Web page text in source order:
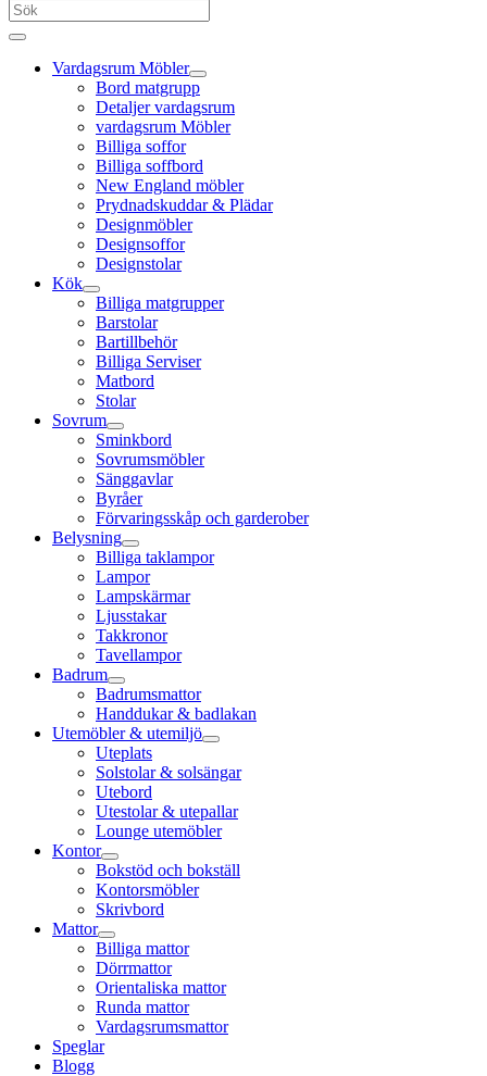
Vardagsrum Möbler
Bord matgrupp
Detaljer vardagsrum
vardagsrum Möbler
Billiga soffor
Billiga soffbord
New England möbler
Prydnadskuddar & Plädar
Designmöbler
Designsoffor
Designstolar
Kök
Billiga matgrupper
Barstolar
Bartillbehör
Billiga Serviser
Matbord
Stolar
Sovrum
Sminkbord
Sovrumsmöbler
Sänggavlar
Byråer
Förvaringsskåp och garderober
Belysning
Billiga taklampor
Lampor
Lampskärmar
Ljusstakar
Takkronor
Tavellampor
Badrum
Badrumsmattor
Handdukar & badlakan
Utemöbler & utemiljö
Uteplats
Solstolar & solsängar
Utebord
Utestolar & utepallar
Lounge utemöbler
Kontor
Bokstöd och bokställ
Kontorsmöbler
Skrivbord
Mattor
Billiga mattor
Dörrmattor
Orientaliska mattor
Runda mattor
Vardagsrumsmattor
Speglar
Blogg